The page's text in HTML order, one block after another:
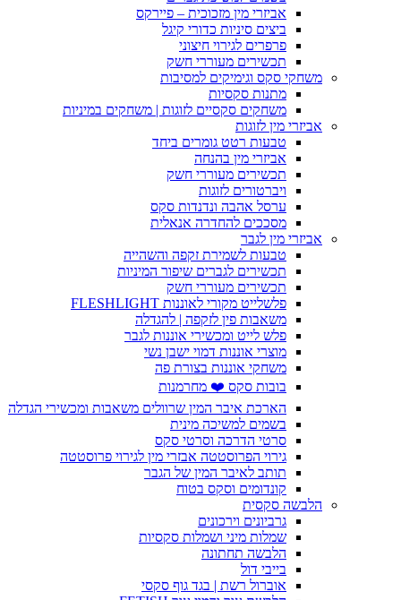
אביזרי מין מזכוכית – פיירקס
ביצים סיניות כדורי קיגל
פרפרים לגירוי חיצוני
תכשירים מעוררי חשק
משחקי סקס וגימיקים למסיבות
מתנות סקסיות
משחקים סקסיים לזוגות | משחקים במיניות
אביזרי מין לזוגות
טבעות רטט גומרים ביחד
אביזרי מין בהנחה
תכשירים מעוררי חשק
ויברטורים לזוגות
ערסל אהבה ונדנדות סקס
מסככים להחדרה אנאלית
אביזרי מין לגבר
טבעות לשמירת זקפה והשהייה
תכשירים לגברים שיפור המיניות
תכשירים מעוררי חשק
פלשלייט מקורי לאוננות FLESHLIGHT
משאבות פין לזקפה | להגדלה
פלש לייט ומכשירי אוננות לגבר
מוצרי אוננות דמוי ישבן נשי
משחקי אוננות בצורת פה
בובות סקס ❤️ מחרמנות
הארכת איבר המין שרוולים משאבות ומכשירי הגדלה
בשמים למשיכה מינית
סרטי הדרכה וסרטי סקס
גירוי הפרוסטטה אבזרי מין לגירוי פרוסטטה
תותב לאיבר המין של הגבר
קונדומים וסקס בטוח
הלבשה סקסית
גרביונים וירכונים
שמלות מיני ושמלות סקסיות
הלבשה תחתונה
בייבי דול
אוברול רשת | בגד גוף סקסי